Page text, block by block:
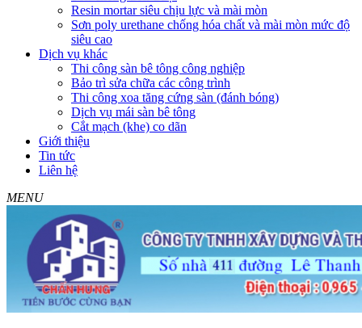
Resin mortar siêu chịu lực và mài mòn
Sơn poly urethane chống hóa chất và mài mòn mức độ
siêu cao
Dịch vụ khác
Thi công sàn bê tông công nghiệp
Bảo trì sửa chữa các công trình
Thi công xoa tăng cứng sàn (đánh bóng)
Dịch vụ mái sàn bê tông
Cắt mạch (khe) co dãn
Giới thiệu
Tin tức
Liên hệ
MENU